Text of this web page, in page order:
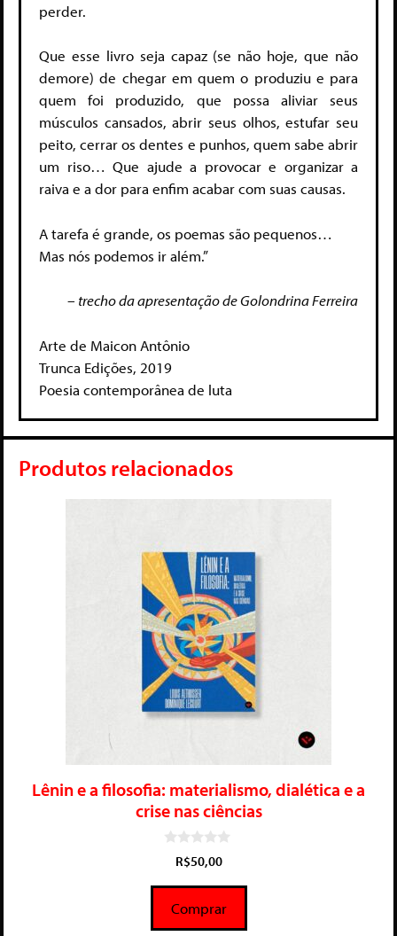
perder.
Que esse livro seja capaz (se não hoje, que não
demore) de chegar em quem o produziu e para
quem foi produzido, que possa aliviar seus
músculos cansados, abrir seus olhos, estufar seu
peito, cerrar os dentes e punhos, quem sabe abrir
um riso… Que ajude a provocar e organizar a
raiva e a dor para enfim acabar com suas causas.
A tarefa é grande, os poemas são pequenos…
Mas nós podemos ir além.”
– trecho da apresentação de Golondrina Ferreira
Arte de Maicon Antônio
Trunca Edições, 2019
Poesia contemporânea de luta
Produtos relacionados
Lênin e a filosofia: materialismo, dialética e a
crise nas ciências
5
R$50,00
Comprar